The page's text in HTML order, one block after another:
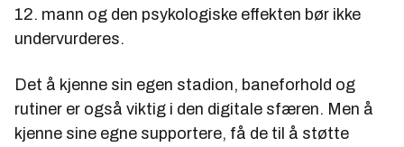
12. mann og den psykologiske effekten bør ikke
undervurderes.
Det å kjenne sin egen stadion, baneforhold og
rutiner er også viktig i den digitale sfæren. Men å
kjenne sine egne supportere, få de til å støtte